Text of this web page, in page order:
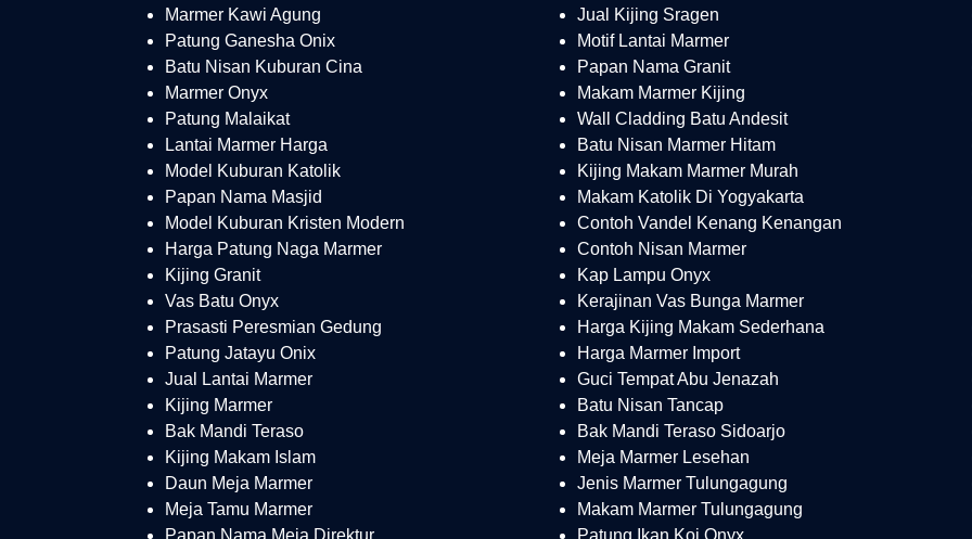
Marmer Kawi Agung
Patung Ganesha Onix
Batu Nisan Kuburan Cina
Marmer Onyx
Patung Malaikat
Lantai Marmer Harga
Model Kuburan Katolik
Papan Nama Masjid
Model Kuburan Kristen Modern
Harga Patung Naga Marmer
Kijing Granit
Vas Batu Onyx
Prasasti Peresmian Gedung
Patung Jatayu Onix
Jual Lantai Marmer
Kijing Marmer
Bak Mandi Teraso
Kijing Makam Islam
Daun Meja Marmer
Meja Tamu Marmer
Papan Nama Meja Direktur
Jual Kijing Sragen
Motif Lantai Marmer
Papan Nama Granit
Makam Marmer Kijing
Wall Cladding Batu Andesit
Batu Nisan Marmer Hitam
Kijing Makam Marmer Murah
Makam Katolik Di Yogyakarta
Contoh Vandel Kenang Kenangan
Contoh Nisan Marmer
Kap Lampu Onyx
Kerajinan Vas Bunga Marmer
Harga Kijing Makam Sederhana
Harga Marmer Import
Guci Tempat Abu Jenazah
Batu Nisan Tancap
Bak Mandi Teraso Sidoarjo
Meja Marmer Lesehan
Jenis Marmer Tulungagung
Makam Marmer Tulungagung
Patung Ikan Koi Onyx